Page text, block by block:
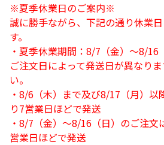
※夏季休業日のご案内※
誠に勝手ながら、下記の通り休業
す。
・夏季休業期間：8/7（金）～8/16
ご注文日によって発送日が異なり
い。
・8/6（木）まで及び8/17（月）以
り7営業日ほどで発送
・8/7（金）～8/16（日）のご注
営業日ほどで発送